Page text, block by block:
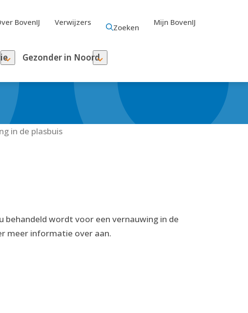
BovenIJ Verwijzers
Zoeken
Mijn BovenIJ
Gezonder in Noord
in de plasbuis
wordt voor een vernauwing in de
meer informatie over aan.